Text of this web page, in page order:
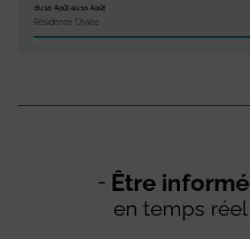
du 10 Août au 10 Août
Résidence Challe
Être informé
en temps réel